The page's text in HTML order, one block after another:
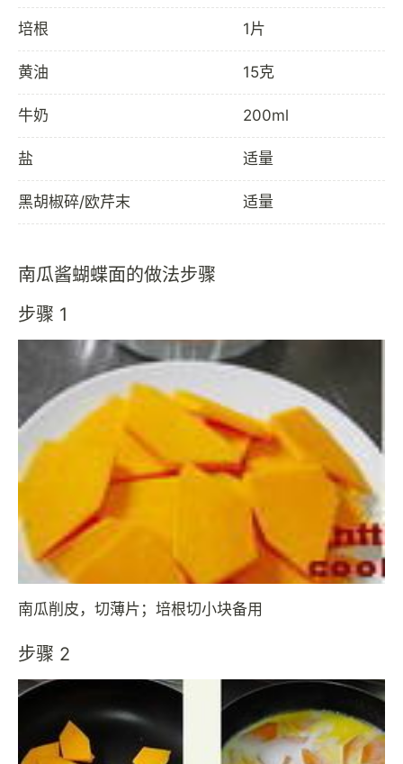
培根 1片
黄油 15克
牛奶 200ml
盐 适量
黑胡椒碎/欧芹末 适量
南瓜酱蝴蝶面的做法步骤
步骤 1
南瓜削皮，切薄片；培根切小块备用
步骤 2